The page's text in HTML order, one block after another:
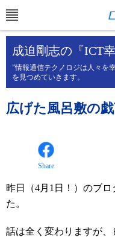
成迫剛志の『ICT幸
”情報通信テクノロジは人々を
を見つめていきます。
広げた風呂敷の
Share
昨日（4月1日！）のブ
た。
話は全く変わりますが